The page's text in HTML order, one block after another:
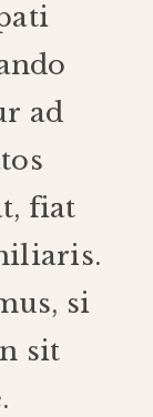
ad
, fiat
.
, si
sit
.